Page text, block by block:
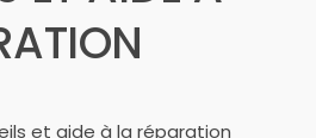
et aide à la réparation